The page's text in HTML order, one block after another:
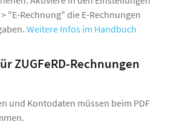
"E-Rechnung" die E-Rechnungen
Weitere Infos im Handbuch
ZUGFeRD-Rechnungen
und Kontodaten müssen beim PDF